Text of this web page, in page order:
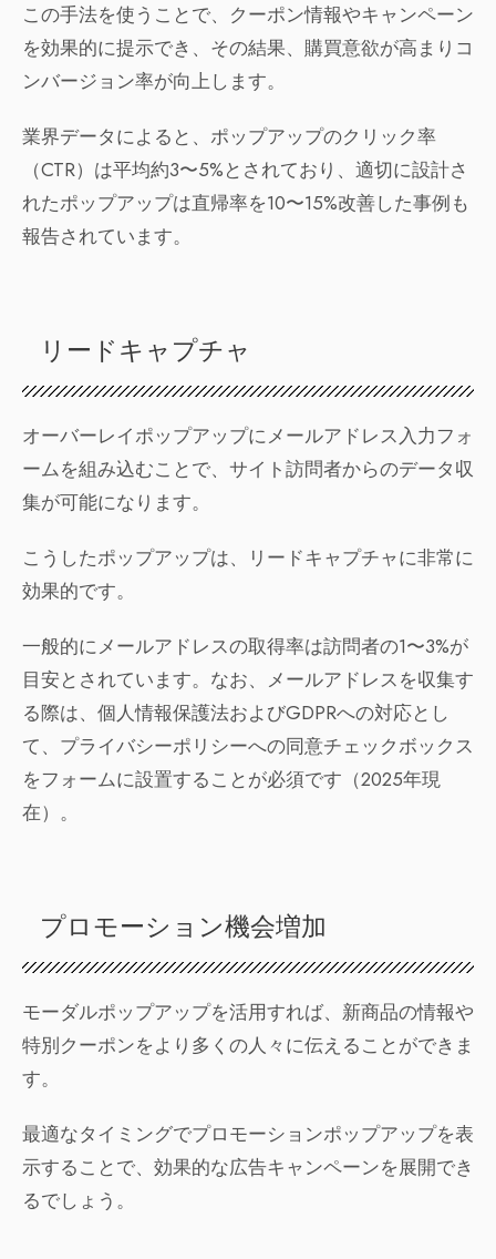
この手法を使うことで、クーポン情報やキャンペーン
を効果的に提示でき、その結果、購買意欲が高まりコ
ンバージョン率が向上します。
業界データによると、ポップアップのクリック率
（CTR）は平均約3〜5%とされており、適切に設計さ
れたポップアップは直帰率を10〜15%改善した事例も
報告されています。
リードキャプチャ
オーバーレイポップアップにメールアドレス入力フォ
ームを組み込むことで、サイト訪問者からのデータ収
集が可能になります。
こうしたポップアップは、リードキャプチャに非常に
効果的です。
一般的にメールアドレスの取得率は訪問者の1〜3%が
目安とされています。なお、メールアドレスを収集す
る際は、個人情報保護法およびGDPRへの対応とし
て、プライバシーポリシーへの同意チェックボックス
をフォームに設置することが必須です（2025年現
在）。
プロモーション機会増加
モーダルポップアップを活用すれば、新商品の情報や
特別クーポンをより多くの人々に伝えることができま
す。
最適なタイミングでプロモーションポップアップを表
示することで、効果的な広告キャンペーンを展開でき
るでしょう。